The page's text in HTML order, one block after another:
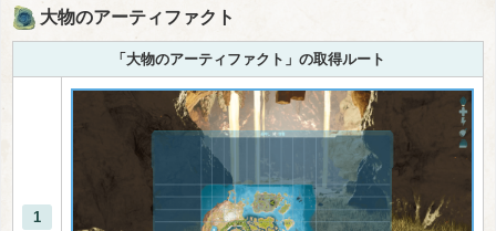
大物のアーティファクト
「大物のアーティファクト」の取得ルート
1